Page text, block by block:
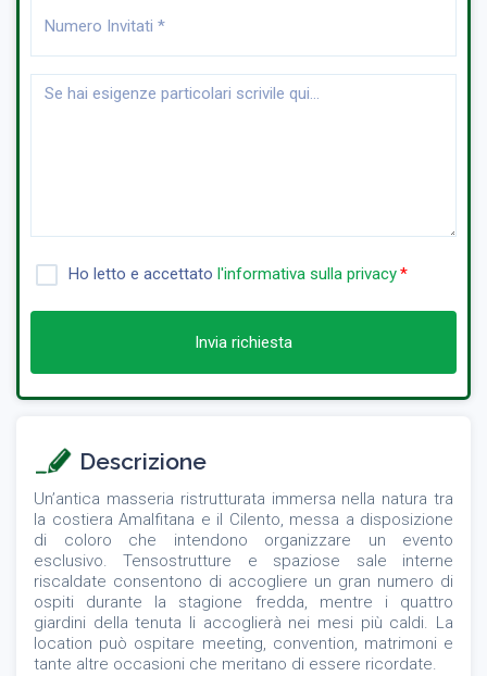
Ho letto e accettato l'informativa sulla privacy
Invia richiesta
Descrizione
Un’antica masseria ristrutturata immersa nella natura tra
la costiera Amalfitana e il Cilento, messa a disposizione
di coloro che intendono organizzare un evento
esclusivo. Tensostrutture e spaziose sale interne
riscaldate consentono di accogliere un gran numero di
ospiti durante la stagione fredda, mentre i quattro
giardini della tenuta li accoglierà nei mesi più caldi. La
location può ospitare meeting, convention, matrimoni e
tante altre occasioni che meritano di essere ricordate.